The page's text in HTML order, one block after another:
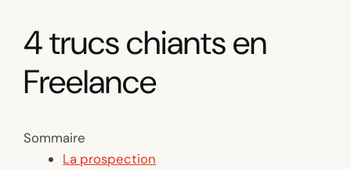
4 trucs chiants en
Freelance
Sommaire
La prospection